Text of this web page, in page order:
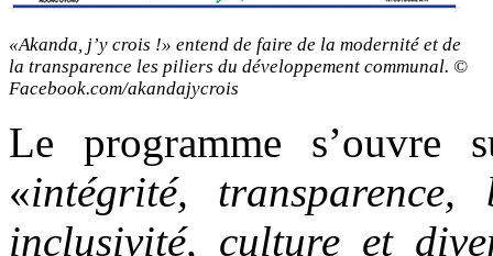
«Akanda, j’y crois !» entend de faire de la modernité et de
la transparence les piliers du développement communal. ©
Facebook.com/akandajycrois
Le programme s’ouvre
«intégrité, transparence,
inclusivité, culture et